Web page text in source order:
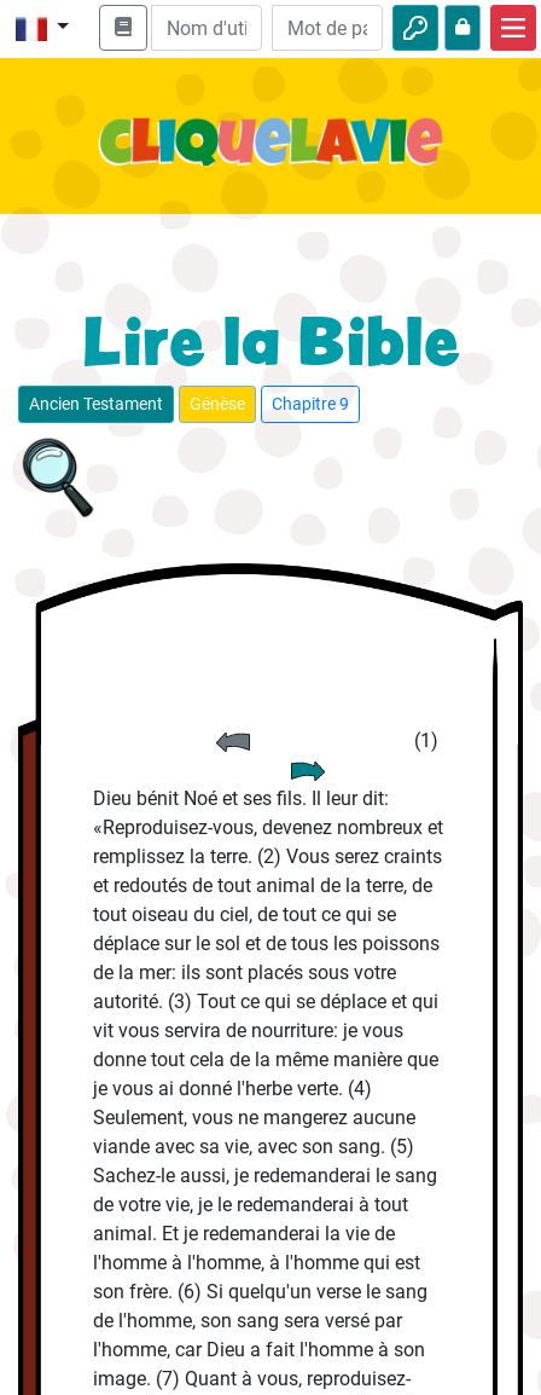
Enseignement biblique
Aventures
Loisirs
Lire la Bible
Ancien Testament Génèse Chapitre 9
(1)
Dieu bénit Noé et ses fils. Il leur dit:
«Reproduisez-vous, devenez nombreux et
remplissez la terre. (2) Vous serez craints
et redoutés de tout animal de la terre, de
tout oiseau du ciel, de tout ce qui se
déplace sur le sol et de tous les poissons
de la mer: ils sont placés sous votre
autorité. (3) Tout ce qui se déplace et qui
vit vous servira de nourriture: je vous
donne tout cela de la même manière que
je vous ai donné l'herbe verte. (4)
Seulement, vous ne mangerez aucune
viande avec sa vie, avec son sang. (5)
Sachez-le aussi, je redemanderai le sang
de votre vie, je le redemanderai à tout
animal. Et je redemanderai la vie de
l'homme à l'homme, à l'homme qui est
son frère. (6) Si quelqu'un verse le sang
de l'homme, son sang sera versé par
l'homme, car Dieu a fait l'homme à son
image. (7) Quant à vous, reproduisez-